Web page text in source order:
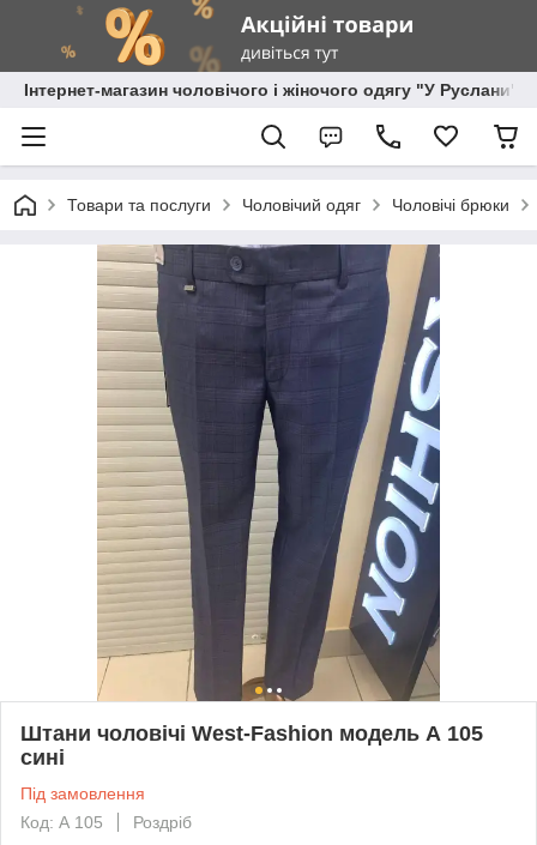
Інтернет-магазин чоловічого і жіночого одягу "У Руслани"
Товари та послуги Чоловічий одяг Чоловічі брюки
Штани чоловічі West-Fashion модель А 105
сині
Під замовлення
Код: А 105
Роздріб